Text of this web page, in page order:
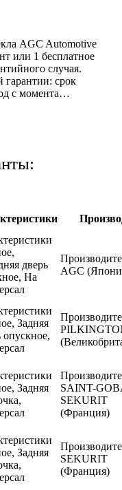
AGC Automotive
или 1 бесплатное
случая.
гарантии: срок
с момента…
дверь
На
AGC
Задняя
опускное,
Задняя
SAINT-
SEKURIT
(Франция)
Задняя
SEKURIT
(Франция)